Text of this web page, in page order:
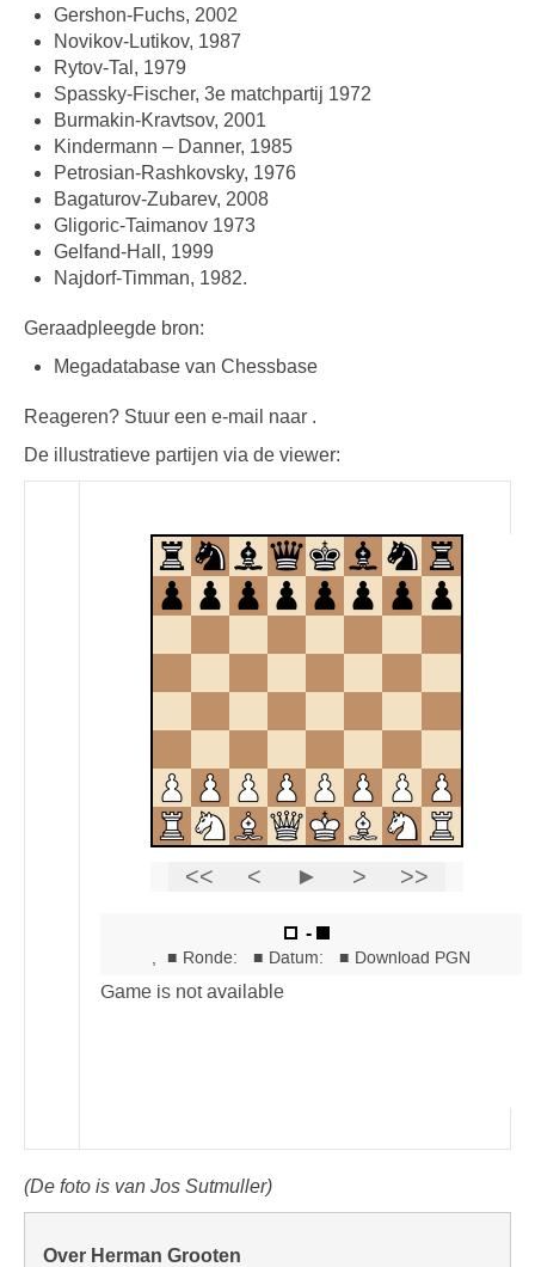
Gershon-Fuchs, 2002
Novikov-Lutikov, 1987
Rytov-Tal, 1979
Spassky-Fischer, 3e matchpartij 1972
Burmakin-Kravtsov, 2001
Kindermann – Danner, 1985
Petrosian-Rashkovsky, 1976
Bagaturov-Zubarev, 2008
Gligoric-Taimanov 1973
Gelfand-Hall, 1999
Najdorf-Timman, 1982.
Geraadpleegde bron:
Megadatabase van Chessbase
Reageren? Stuur een e-mail naar .
De illustratieve partijen via de viewer:
(De foto is van Jos Sutmuller)
Over Herman Grooten